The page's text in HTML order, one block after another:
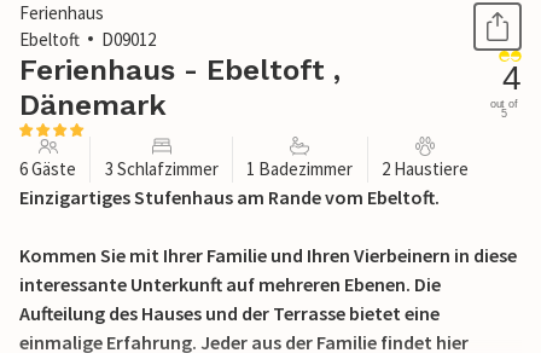
Ferienhaus
Ebeltoft
D09012
Ferienhaus - Ebeltoft ,
Dänemark
4
out of
5
6 Gäste 3 Schlafzimmer 1 Badezimmer 2 Haustiere
Einzigartiges Stufenhaus am Rande vom Ebeltoft.
Kommen Sie mit Ihrer Familie und Ihren Vierbeinern in diese
interessante Unterkunft auf mehreren Ebenen. Die
Aufteilung des Hauses und der Terrasse bietet eine
einmalige Erfahrung. Jeder aus der Familie findet hier